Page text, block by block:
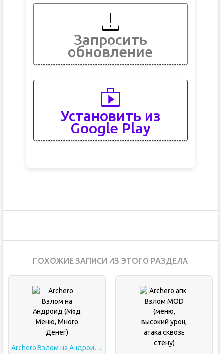
Запросить
обновление
Установить из
Google Play
ПОХОЖИЕ ЗАПИСИ ИЗ ЭТОГО РАЗДЕЛА
Archero Взлом на Андроид (Мод Меню, Много Денег)